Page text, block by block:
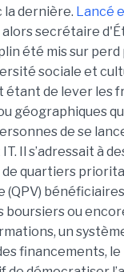
la dernière. Lancé
secrétaire
été mis sur perd
sociale et
étant de lever les
géographiques
de se
Il s’adressait à
quartiers
(QPV)
boursiers ou
un
financements,